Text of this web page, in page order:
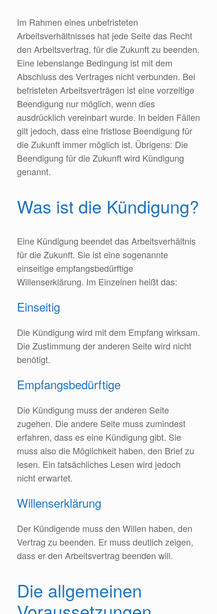
Im Rahmen eines unbefristeten
Arbeitsverhältnisses hat jede Seite das Recht
den Arbeitsvertrag, für die Zukunft zu beenden.
Eine lebenslange Bedingung ist mit dem
Abschluss des Vertrages nicht verbunden. Bei
befristeten Arbeitsverträgen ist eine vorzeitige
Beendigung nur möglich, wenn dies
ausdrücklich vereinbart wurde. In beiden Fällen
gilt jedoch, dass eine fristlose Beendigung für
die Zukunft immer möglich ist. Übrigens: Die
Beendigung für die Zukunft wird Kündigung
genannt.
Was ist die Kündigung?
Eine Kündigung beendet das Arbeitsverhältnis
für die Zukunft. Sie ist eine sogenannte
einseitige empfangsbedürftige
Willenserklärung. Im Einzelnen heißt das:
Einseitig
Die Kündigung wird mit dem Empfang wirksam.
Die Zustimmung der anderen Seite wird nicht
benötigt.
Empfangsbedürftige
Die Kündigung muss der anderen Seite
zugehen. Die andere Seite muss zumindest
erfahren, dass es eine Kündigung gibt. Sie
muss also die Möglichkeit haben, den Brief zu
lesen. Ein tatsächliches Lesen wird jedoch
nicht erwartet.
Willenserklärung
Der Kündigende muss den Willen haben, den
Vertrag zu beenden. Er muss deutlich zeigen,
dass er den Arbeitsvertrag beenden will.
Die allgemeinen